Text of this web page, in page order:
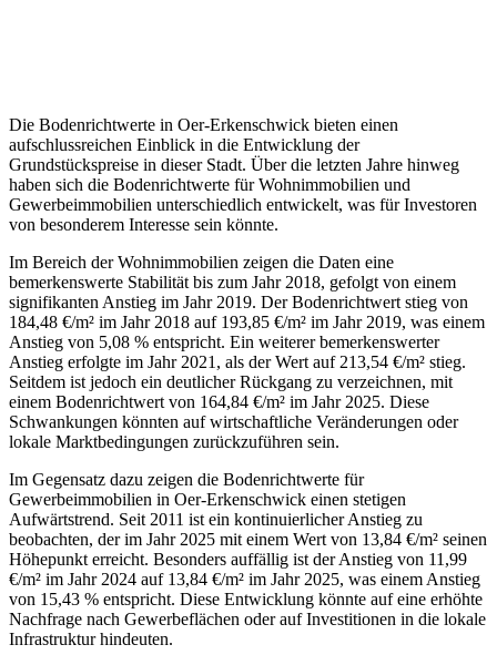
Die Bodenrichtwerte in Oer-Erkenschwick bieten einen
aufschlussreichen Einblick in die Entwicklung der
Grundstückspreise in dieser Stadt. Über die letzten Jahre hinweg
haben sich die Bodenrichtwerte für Wohnimmobilien und
Gewerbeimmobilien unterschiedlich entwickelt, was für Investoren
von besonderem Interesse sein könnte.
Im Bereich der Wohnimmobilien zeigen die Daten eine
bemerkenswerte Stabilität bis zum Jahr 2018, gefolgt von einem
signifikanten Anstieg im Jahr 2019. Der Bodenrichtwert stieg von
184,48 €/m² im Jahr 2018 auf 193,85 €/m² im Jahr 2019, was einem
Anstieg von 5,08 % entspricht. Ein weiterer bemerkenswerter
Anstieg erfolgte im Jahr 2021, als der Wert auf 213,54 €/m² stieg.
Seitdem ist jedoch ein deutlicher Rückgang zu verzeichnen, mit
einem Bodenrichtwert von 164,84 €/m² im Jahr 2025. Diese
Schwankungen könnten auf wirtschaftliche Veränderungen oder
lokale Marktbedingungen zurückzuführen sein.
Im Gegensatz dazu zeigen die Bodenrichtwerte für
Gewerbeimmobilien in Oer-Erkenschwick einen stetigen
Aufwärtstrend. Seit 2011 ist ein kontinuierlicher Anstieg zu
beobachten, der im Jahr 2025 mit einem Wert von 13,84 €/m² seinen
Höhepunkt erreicht. Besonders auffällig ist der Anstieg von 11,99
€/m² im Jahr 2024 auf 13,84 €/m² im Jahr 2025, was einem Anstieg
von 15,43 % entspricht. Diese Entwicklung könnte auf eine erhöhte
Nachfrage nach Gewerbeflächen oder auf Investitionen in die lokale
Infrastruktur hindeuten.